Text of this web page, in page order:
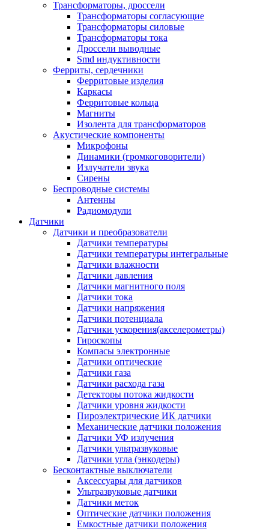
Трансформаторы, дроссели
Трансформаторы согласующие
Трансформаторы силовые
Трансформаторы тока
Дроссели выводные
Smd индуктивности
Ферриты, сердечники
Ферритовые изделия
Каркасы
Ферритовые кольца
Магниты
Изолента для трансформаторов
Акустические компоненты
Микрофоны
Динамики (громкоговорители)
Излучатели звука
Сирены
Беспроводные системы
Антенны
Радиомодули
Датчики
Датчики и преобразователи
Датчики температуры
Датчики температуры интегральные
Датчики влажности
Датчики давления
Датчики магнитного поля
Датчики тока
Датчики напряжения
Датчики потенциала
Датчики ускорения(акселерометры)
Гироскопы
Компасы электронные
Датчики оптические
Датчики газа
Датчики расхода газа
Детекторы потока жидкости
Датчики уровня жидкости
Пироэлектрические ИК датчики
Механические датчики положения
Датчики УФ излучения
Датчики ультразвуковые
Датчики угла (энкодеры)
Бесконтактные выключатели
Аксессуары для датчиков
Ультразвуковые датчики
Датчики меток
Оптические датчики положения
Емкостные датчики положения